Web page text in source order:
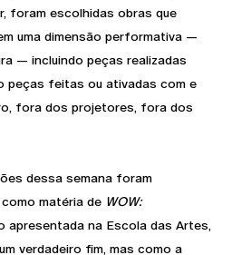
foram escolhidas obras que
uma dimensão performativa —
— incluindo peças realizadas
peças feitas ou ativadas com e
fora dos projetores, fora dos
dessa semana foram
matéria de WOW:
apresentada na Escola das Artes,
verdadeiro fim, mas como a